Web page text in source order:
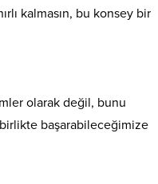
kalmasın, bu konsey bir
olarak değil, bunu
birlikte başarabileceğimize